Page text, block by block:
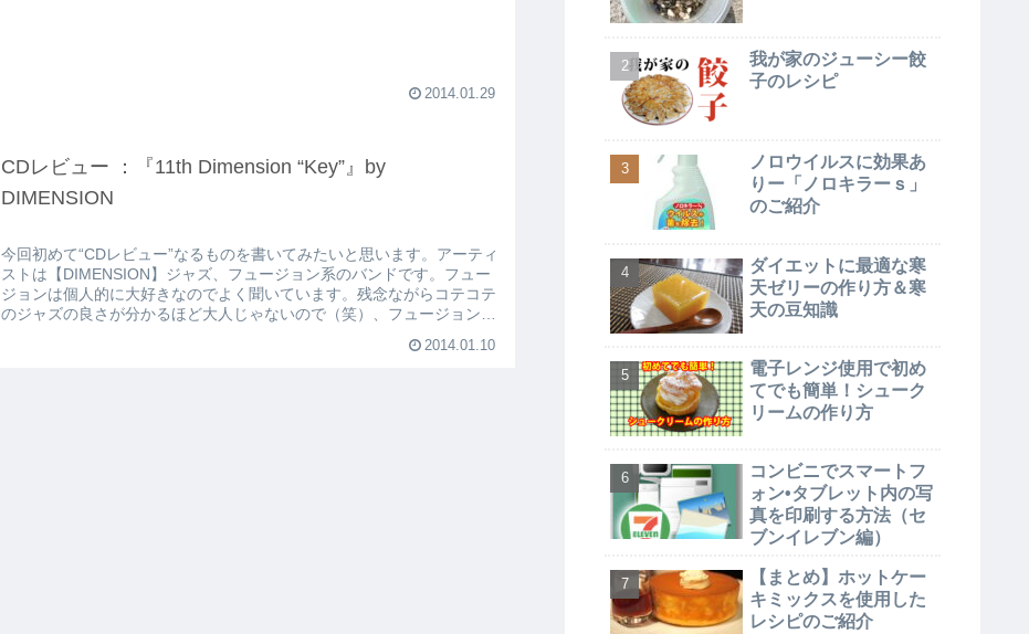
2014.01.29
CDレビュー ：『11th Dimension “Key”』by
DIMENSION
今回初めて“CDレビュー”なるものを書いてみたいと思います。アーティ
ストは【DIMENSION】ジャズ、フュージョン系のバンドです。フュー
ジョンは個人的に大好きなのでよく聞いています。残念ながらコテコテ
のジャズの良さが分かるほど大人じゃないので（笑）、フュージョンの
2014.01.10
我が家のジューシー餃
子のレシピ
ノロウイルスに効果あ
りー「ノロキラーｓ」
のご紹介
ダイエットに最適な寒
天ゼリーの作り方＆寒
天の豆知識
電子レンジ使用で初め
てでも簡単！シューク
リームの作り方
コンビニでスマートフ
ォン•タブレット内の写
真を印刷する方法（セ
ブンイレブン編）
【まとめ】ホットケー
キミックスを使用した
レシピのご紹介